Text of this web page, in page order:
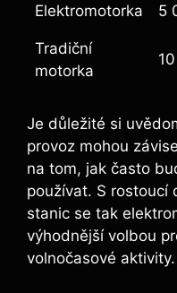
Elektromotorka 5
Tradiční
motorka
Je důležité si
provoz mohou
na tom, jak často
používat. S rostoucí
stanic se tak
výhodnější volbou
volnočasové aktivity.